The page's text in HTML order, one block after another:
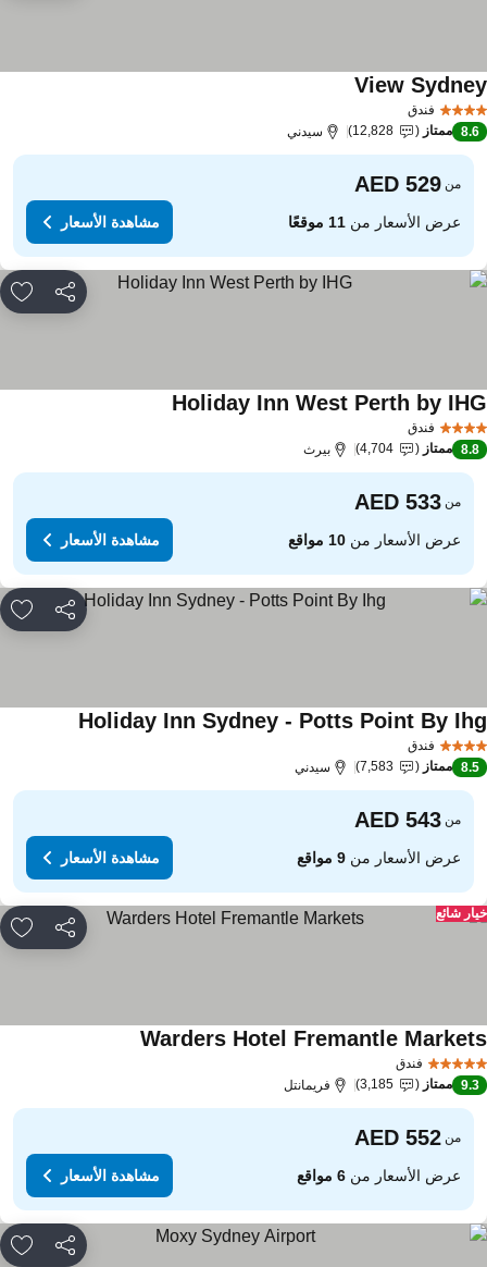
فندق
Viewمشاهدة الأسعار
8.6 ممتاز 12,828 سيدني
من
عرض الأسعار من11 موقعًا مشاهدة الأسعار
مشاركة
فندق
Holiday Inn West Perth byمشاهدة الأسعار
8.8 ممتاز 4,704 بيرث
من
عرض الأسعار من10 مواقع مشاهدة الأسعار
مشاركة
فندق
Holiday Inn Sydney - Potts Point Byمشاهدة
8.5 ممتاز 7,583 سيدني
من
عرض الأسعار من9 مواقع مشاهدة الأسعار
مشاركة
شائع
فندق
Warders Hotel Fremantleمشاهدة الأسعار
9.3 ممتاز 3,185 فريمانتل
من
عرض الأسعار من6 مواقع مشاهدة الأسعار
مشاركة